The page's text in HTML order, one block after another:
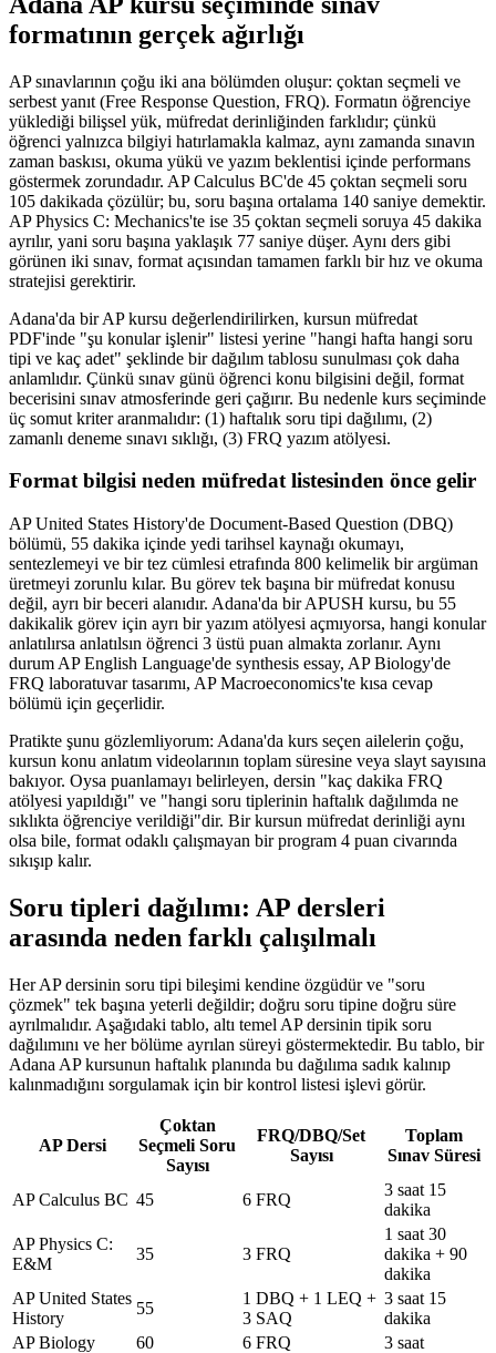
formatının gerçek ağırlığı
AP sınavlarının çoğu iki ana bölümden oluşur: çoktan seçmeli ve
serbest yanıt (Free Response Question, FRQ). Formatın öğrenciye
yüklediği bilişsel yük, müfredat derinliğinden farklıdır; çünkü
öğrenci yalnızca bilgiyi hatırlamakla kalmaz, aynı zamanda sınavın
zaman baskısı, okuma yükü ve yazım beklentisi içinde performans
göstermek zorundadır. AP Calculus BC'de 45 çoktan seçmeli soru
105 dakikada çözülür; bu, soru başına ortalama 140 saniye demektir.
AP Physics C: Mechanics'te ise 35 çoktan seçmeli soruya 45 dakika
ayrılır, yani soru başına yaklaşık 77 saniye düşer. Aynı ders gibi
görünen iki sınav, format açısından tamamen farklı bir hız ve okuma
stratejisi gerektirir.
Adana'da bir AP kursu değerlendirilirken, kursun müfredat
PDF'inde "şu konular işlenir" listesi yerine "hangi hafta hangi soru
tipi ve kaç adet" şeklinde bir dağılım tablosu sunulması çok daha
anlamlıdır. Çünkü sınav günü öğrenci konu bilgisini değil, format
becerisini sınav atmosferinde geri çağırır. Bu nedenle kurs seçiminde
üç somut kriter aranmalıdır: (1) haftalık soru tipi dağılımı, (2)
zamanlı deneme sınavı sıklığı, (3) FRQ yazım atölyesi.
Format bilgisi neden müfredat listesinden önce gelir
AP United States History'de Document-Based Question (DBQ)
bölümü, 55 dakika içinde yedi tarihsel kaynağı okumayı,
sentezlemeyi ve bir tez cümlesi etrafında 800 kelimelik bir argüman
üretmeyi zorunlu kılar. Bu görev tek başına bir müfredat konusu
değil, ayrı bir beceri alanıdır. Adana'da bir APUSH kursu, bu 55
dakikalik görev için ayrı bir yazım atölyesi açmıyorsa, hangi konular
anlatılırsa anlatılsın öğrenci 3 üstü puan almakta zorlanır. Aynı
durum AP English Language'de synthesis essay, AP Biology'de
FRQ laboratuvar tasarımı, AP Macroeconomics'te kısa cevap
bölümü için geçerlidir.
Pratikte şunu gözlemliyorum: Adana'da kurs seçen ailelerin çoğu,
kursun konu anlatım videolarının toplam süresine veya slayt sayısına
bakıyor. Oysa puanlamayı belirleyen, dersin "kaç dakika FRQ
atölyesi yapıldığı" ve "hangi soru tiplerinin haftalık dağılımda ne
sıklıkta öğrenciye verildiği"dir. Bir kursun müfredat derinliği aynı
olsa bile, format odaklı çalışmayan bir program 4 puan civarında
sıkışıp kalır.
Soru tipleri dağılımı: AP dersleri
arasında neden farklı çalışılmalı
Her AP dersinin soru tipi bileşimi kendine özgüdür ve "soru
çözmek" tek başına yeterli değildir; doğru soru tipine doğru süre
ayrılmalıdır. Aşağıdaki tablo, altı temel AP dersinin tipik soru
dağılımını ve her bölüme ayrılan süreyi göstermektedir. Bu tablo, bir
Adana AP kursunun haftalık planında bu dağılıma sadık kalınıp
kalınmadığını sorgulamak için bir kontrol listesi işlevi görür.
AP Dersi
Çoktan
Seçmeli Soru
Sayısı
FRQ/DBQ/Set
Sayısı
Toplam
Sınav Süresi
AP Calculus BC 45 6 FRQ
3 saat 15
dakika
AP Physics C:
E&M
35 3 FRQ
1 saat 30
dakika + 90
dakika
AP United States
History
55
1 DBQ + 1 LEQ +
3 SAQ
3 saat 15
dakika
AP Biology
60 6 FRQ
3 saat